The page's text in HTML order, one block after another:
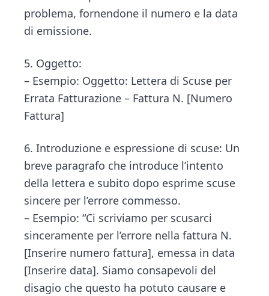
problema, fornendone il numero e la data
di emissione.
5. Oggetto:
– Esempio: Oggetto: Lettera di Scuse per
Errata Fatturazione – Fattura N. [Numero
Fattura]
6. Introduzione e espressione di scuse: Un
breve paragrafo che introduce l’intento
della lettera e subito dopo esprime scuse
sincere per l’errore commesso.
– Esempio: “Ci scriviamo per scusarci
sinceramente per l’errore nella fattura N.
[Inserire numero fattura], emessa in data
[Inserire data]. Siamo consapevoli del
disagio che questo ha potuto causare e